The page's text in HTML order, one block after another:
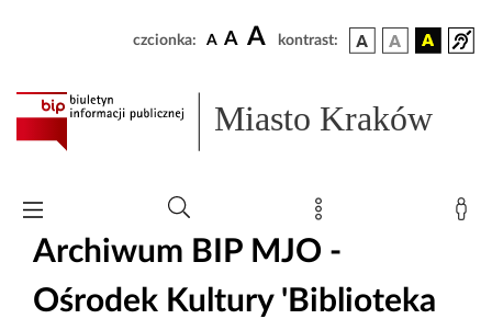
czcionka: A A A kontrast:
Miasto Kraków
Archiwum BIP MJO -
Ośrodek Kultury 'Biblioteka